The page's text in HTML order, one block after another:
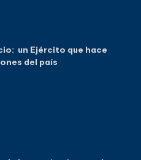
un Ejército que hace
del país